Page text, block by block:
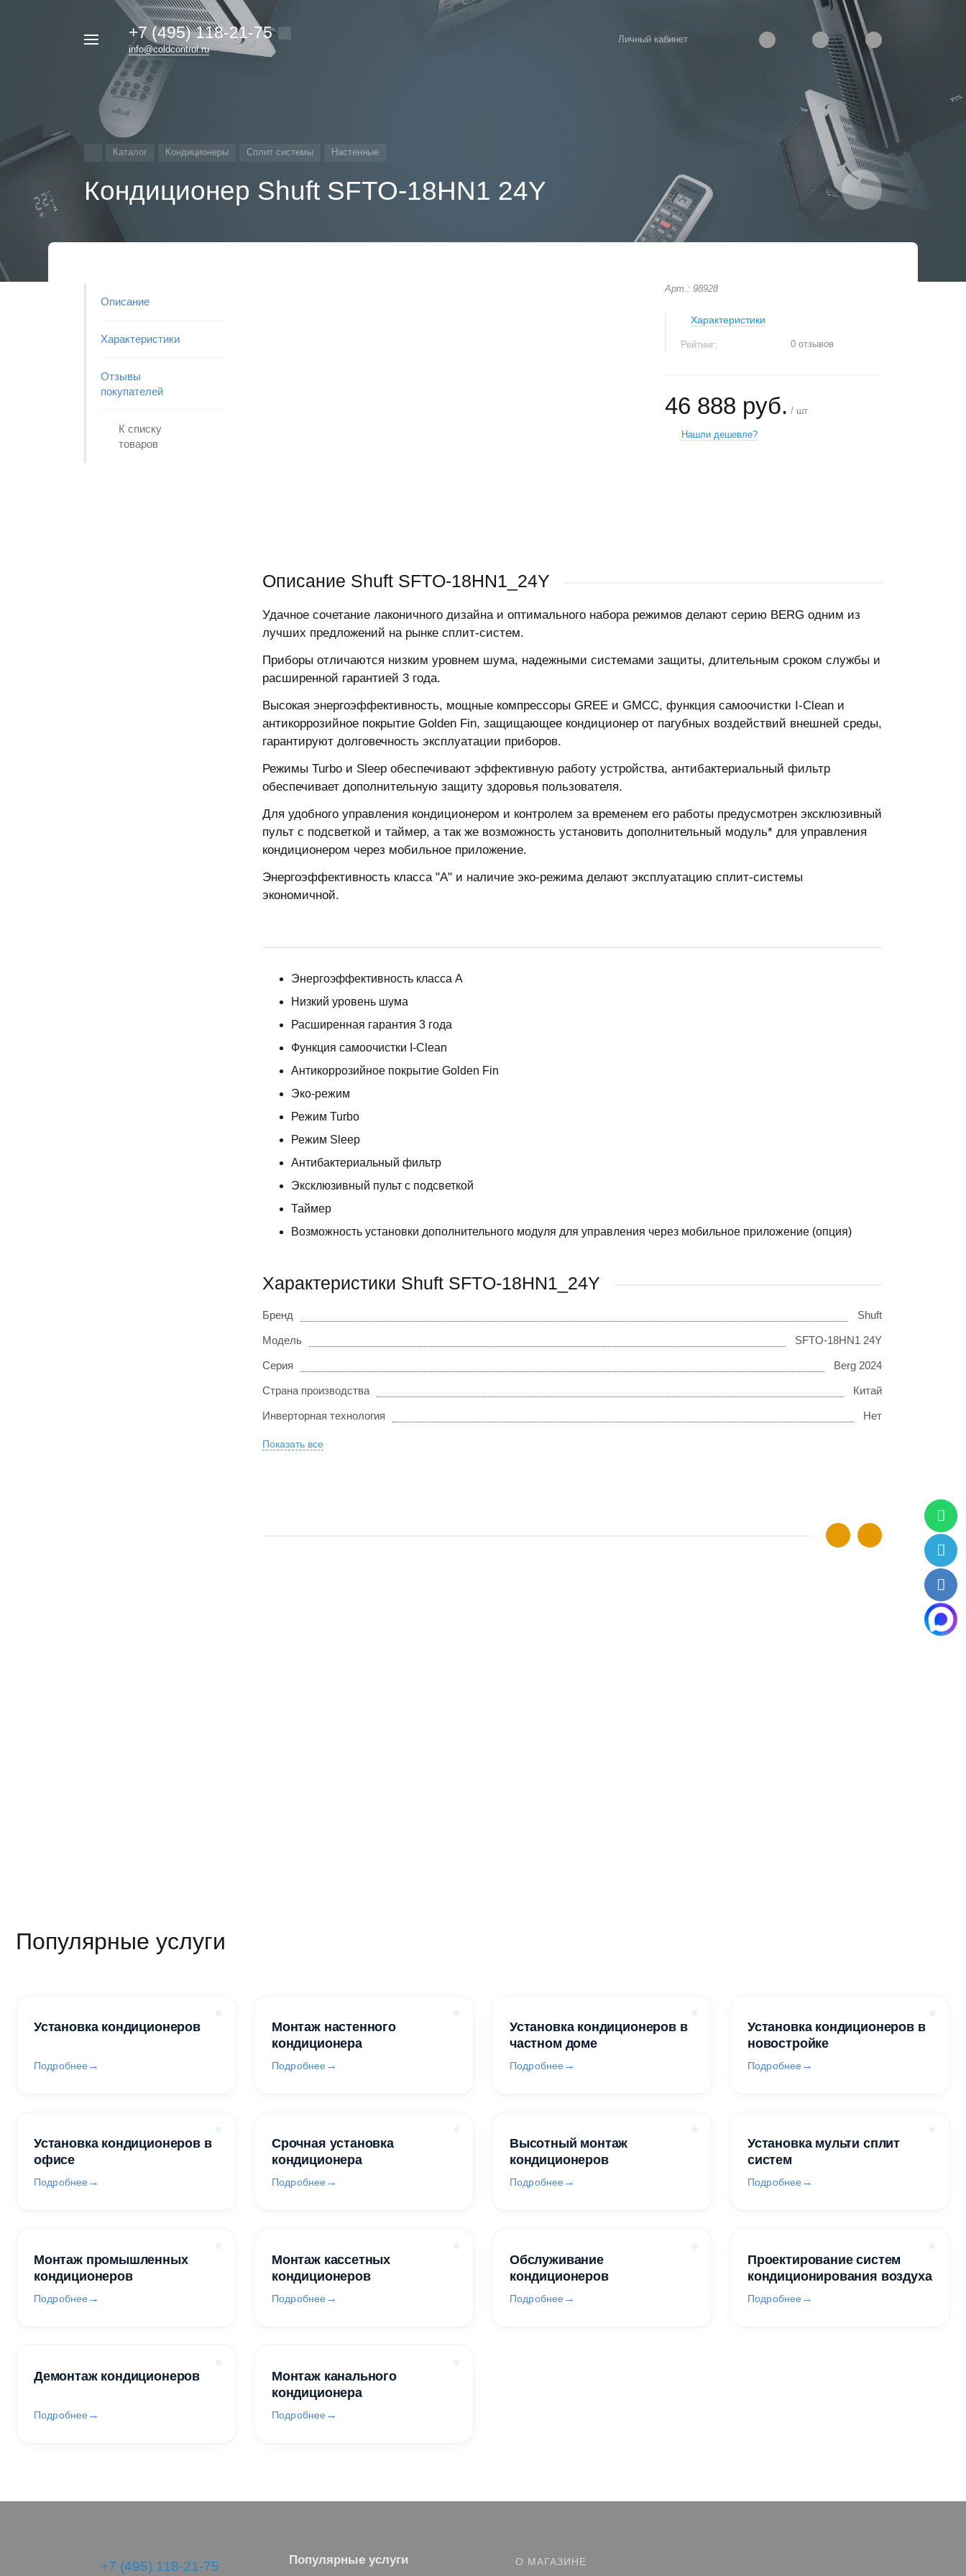
+7 (495) 118-21-75
info@coldcontrol.ru
Личный кабинет
Каталог Кондиционеры Сплит системы Настенные
Кондиционер Shuft SFTO-18HN1 24Y
Описание
Характеристики
Отзывы
покупателей
К списку
товаров
Арт.: 98928
Характеристики
Рейтинг: 0 отзывов
46 888 руб. / шт
Нашли дешевле?
Описание Shuft SFTO-18HN1_24Y
Удачное сочетание лаконичного дизайна и оптимального набора режимов делают серию BERG одним из
лучших предложений на рынке сплит-систем.
Приборы отличаются низким уровнем шума, надежными системами защиты, длительным сроком службы и
расширенной гарантией 3 года.
Высокая энергоэффективность, мощные компрессоры GREE и GMCC, функция самоочистки I-Clean и
антикоррозийное покрытие Golden Fin, защищающее кондиционер от пагубных воздействий внешней среды,
гарантируют долговечность эксплуатации приборов.
Режимы Turbo и Sleeр обеспечивают эффективную работу устройства, антибактериальный фильтр
обеспечивает дополнительную защиту здоровья пользователя.
Для удобного управления кондиционером и контролем за временем его работы предусмотрен эксклюзивный
пульт с подсветкой и таймер, а так же возможность установить дополнительный модуль* для управления
кондиционером через мобильное приложение.
Энергоэффективность класса "А" и наличие эко-режима делают эксплуатацию сплит-системы
экономичной.
Энергоэффективность класса А
Низкий уровень шума
Расширенная гарантия 3 года
Функция самоочистки I-Clean
Антикоррозийное покрытие Golden Fin
Эко-режим
Режим Turbo
Режим Sleep
Антибактериальный фильтр
Эксклюзивный пульт с подсветкой
Таймер
Возможность установки дополнительного модуля для управления через мобильное приложение (опция)
Характеристики Shuft SFTO-18HN1_24Y
Бренд Shuft
Модель SFTO-18HN1 24Y
Серия Berg 2024
Страна производства Китай
Инверторная технология Нет
Показать все
Популярные услуги
Установка кондиционеров
Подробнее
Монтаж настенного
кондиционера
Подробнее
Установка кондиционеров в
частном доме
Подробнее
Установка кондиционеров в
новостройке
Подробнее
Установка кондиционеров в
офисе
Подробнее
Срочная установка
кондиционера
Подробнее
Высотный монтаж
кондиционеров
Подробнее
Установка мульти сплит
систем
Подробнее
Монтаж промышленных
кондиционеров
Подробнее
Монтаж кассетных
кондиционеров
Подробнее
Обслуживание
кондиционеров
Подробнее
Проектирование систем
кондиционирования воздуха
Подробнее
Демонтаж кондиционеров
Подробнее
Монтаж канального
кондиционера
Подробнее
+7 (495) 118-21-75 Популярные услуги О МАГАЗИНЕ